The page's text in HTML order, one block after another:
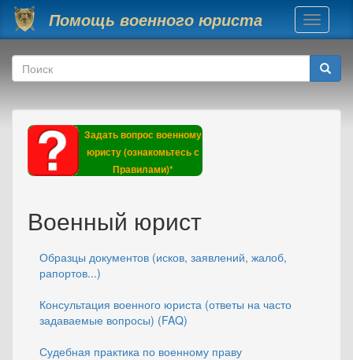
Перейти к основному содержанию
Помощь военного юриста
Toggle
Форма поиска
Поиск
Задать вопрос военному
юристу (ознакомьтесь с
Правилами)*
Военный юрист
Образцы документов (исков, заявлений, жалоб,
рапортов...)
Консультация военного юриста (ответы на часто
задаваемые вопросы) (FAQ)
Судебная практика по военному праву